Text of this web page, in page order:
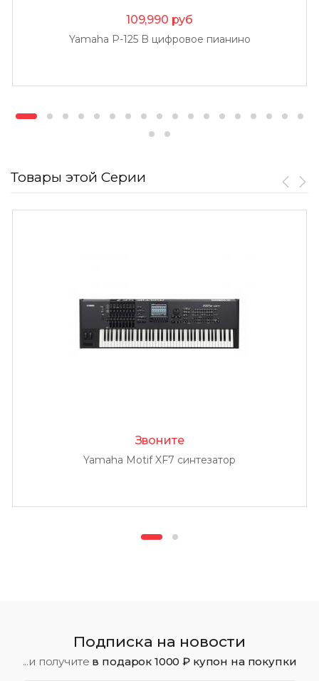
109,990 руб
Yamaha P-125 B цифровое пианино
Товары этой Серии
Звоните
Yamaha Motif XF7 синтезатор
Подписка на новости
...и получите в подарок 1000 ₽ купон на покупки